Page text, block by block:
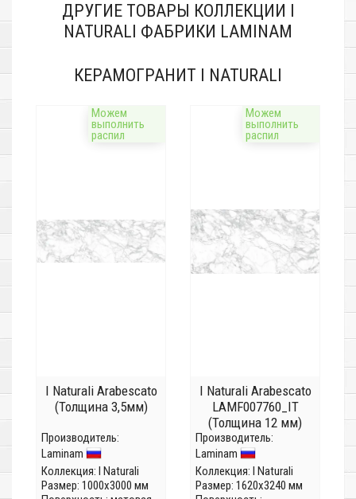
ДРУГИЕ ТОВАРЫ КОЛЛЕКЦИИ I
NATURALI ФАБРИКИ LAMINAM
КЕРАМОГРАНИТ I NATURALI
Можем
выполнить
распил
I Naturali Arabescato
(Толщина 3,5мм)
Производитель:
Laminam
Коллекция: I Naturali
Размер: 1000x3000 мм
Можем
выполнить
распил
I Naturali Arabescato
LAMF007760_IT
(Толщина 12 мм)
Производитель:
Laminam
Коллекция: I Naturali
Размер: 1620x3240 мм